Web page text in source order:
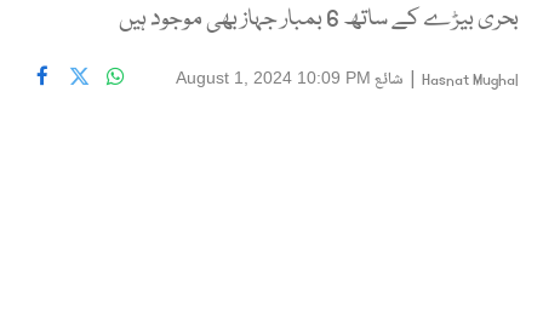
بحری بیڑے کے ساتھ 6 بمبار جہاز بھی موجود ہیں
Hasnat Mughal
| شائع August 1, 2024 10:09 PM